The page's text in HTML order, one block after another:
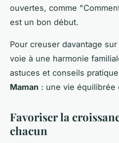
ouvertes, comme
est un bon début.
Pour creuser davantage
voie à une harmonie
astuces et conseils
Maman : une vie équilibrée
Favoriser la
chacun